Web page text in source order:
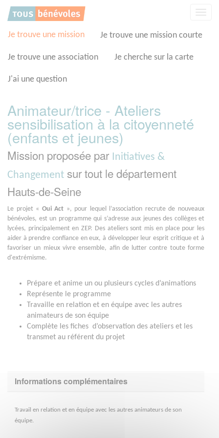
Je trouve une mission Je trouve une mission courte
Je trouve une association Je cherche sur la carte
J'ai une question
Animateur/trice - Ateliers
sensibilisation à la citoyenneté
(enfants et jeunes)
Mission proposée par Initiatives &
Changement sur tout le département
Hauts-de-Seine
Le projet « Oui Act », pour lequel l’association recrute de nouveaux
bénévoles, est un programme qui s’adresse aux jeunes des collèges et
lycées, principalement en ZEP. Des ateliers sont mis en place pour les
aider à prendre confiance en eux, à développer leur esprit critique et à
favoriser un mieux vivre ensemble, afin de lutter contre toute forme
d'extrémisme.
Prépare et anime un ou plusieurs cycles d’animations
Représente le programme
Travaille en relation et en équipe avec les autres
animateurs de son équipe
Complète les fiches d’observation des ateliers et les
transmet au référent du projet
Informations complémentaires
Travail en relation et en équipe avec les autres animateurs de son
équipe.
Panneau de gestion des cookies